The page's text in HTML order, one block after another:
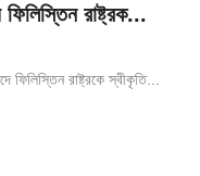
ফিলিস্তিন রাষ্ট্রক...
ফিলিস্তিন রাষ্ট্রকে স্বীকৃতি...